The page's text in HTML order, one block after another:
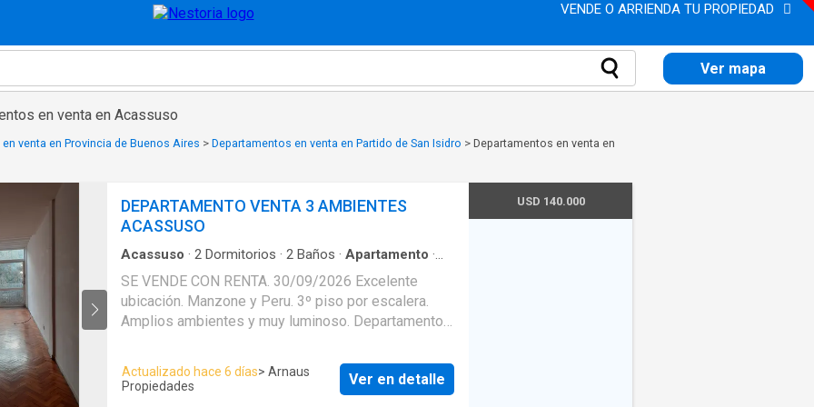
VENDE O ARRIENDA TU PROPIEDAD
Ver mapa
en venta en Acassuso
venta en Provincia de Buenos Aires > Departamentos en venta en Partido de San Isidro > Departamentos en venta en
DEPARTAMENTO VENTA 3 AMBIENTES
ACASSUSO
Acassuso · 2 Dormitorios · 2 Baños · Apartamento ·
SE VENDE CON RENTA. 30/09/2026 Excelente
ubicación. Manzone y Peru. 3º piso por escalera.
Amplios ambientes y muy luminoso. Departamento
En planta dormitorio, baño completo y amplio estar
(opción segundo dormitorio).
Actualizado hace 6 días> Arnaus
Propiedades
Ver en detalle
USD 140.000